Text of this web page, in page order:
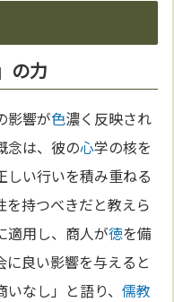
の力
影響が色濃く反映され
念は、彼の心学の核を
しい行いを積み重ねる
を持つべきだと教えら
適用し、商人が徳を備
良い影響を与えると
いなし」と語り、儒教